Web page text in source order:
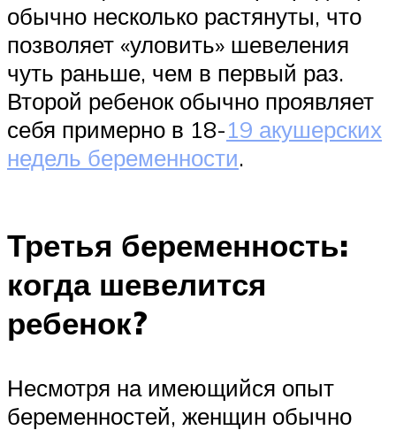
обычно несколько растянуты, что
позволяет «уловить» шевеления
чуть раньше, чем в первый раз.
Второй ребенок обычно проявляет
себя примерно в 18-19 акушерских
недель беременности.
Третья беременность:
когда шевелится
ребенок?
Несмотря на имеющийся опыт
беременностей, женщин обычно